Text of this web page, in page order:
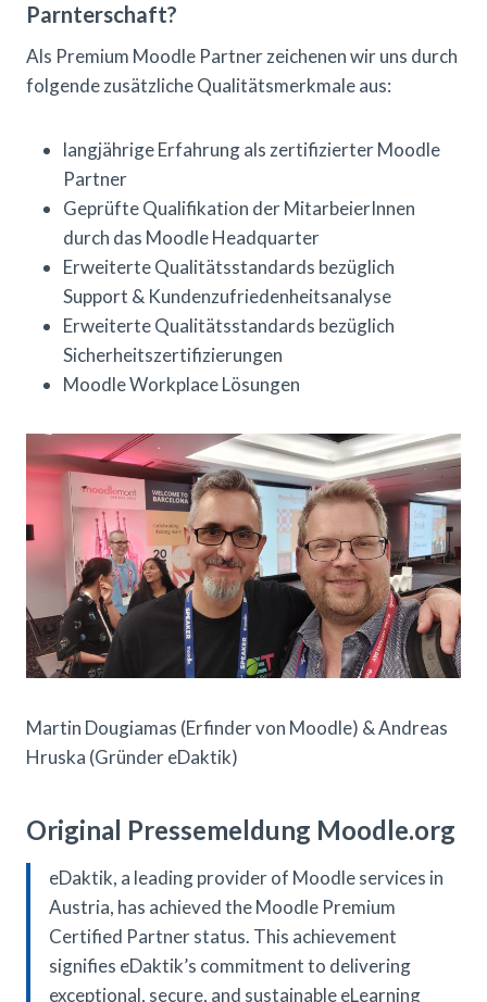
Parnterschaft?
Als Premium Moodle Partner zeichenen wir uns durch
folgende zusätzliche Qualitätsmerkmale aus:
langjährige Erfahrung als zertifizierter Moodle
Partner
Geprüfte Qualifikation der MitarbeierInnen
durch das Moodle Headquarter
Erweiterte Qualitätsstandards bezüglich
Support & Kundenzufriedenheitsanalyse
Erweiterte Qualitätsstandards bezüglich
Sicherheitszertifizierungen
Moodle Workplace Lösungen
Martin Dougiamas (Erfinder von Moodle) & Andreas
Hruska (Gründer eDaktik)
Original Pressemeldung Moodle.org
eDaktik, a leading provider of Moodle services in
Austria, has achieved the Moodle Premium
Certified Partner status. This achievement
signifies eDaktik’s commitment to delivering
exceptional, secure, and sustainable eLearning